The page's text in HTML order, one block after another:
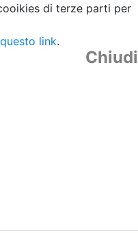
di terze parti per
questo link.
Chiudi